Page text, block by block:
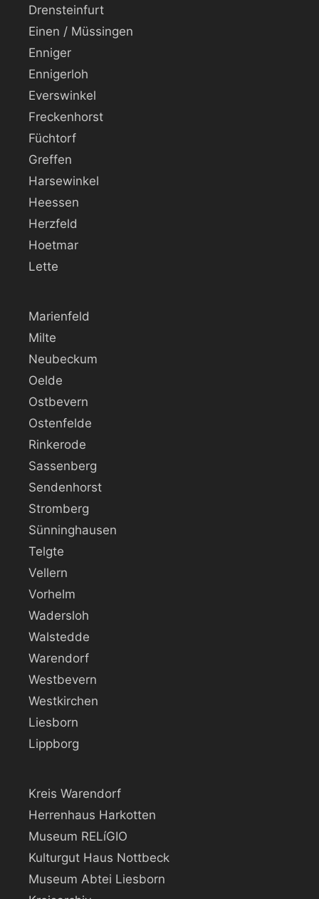
Drensteinfurt
Einen / Müssingen
Enniger
Ennigerloh
Everswinkel
Freckenhorst
Füchtorf
Greffen
Harsewinkel
Heessen
Herzfeld
Hoetmar
Lette
Marienfeld
Milte
Neubeckum
Oelde
Ostbevern
Ostenfelde
Rinkerode
Sassenberg
Sendenhorst
Stromberg
Sünninghausen
Telgte
Vellern
Vorhelm
Wadersloh
Walstedde
Warendorf
Westbevern
Westkirchen
Liesborn
Lippborg
Kreis Warendorf
Herrenhaus Harkotten
Museum RELíGIO
Kulturgut Haus Nottbeck
Museum Abtei Liesborn